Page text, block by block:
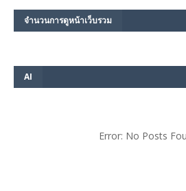
จำนวนการดูหน้าเว็บรวม
AI
Error: No Posts